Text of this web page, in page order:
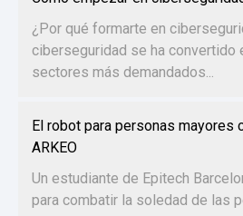
¿Por qué formarte en
ciberseguridad se ha convertido
sectores más demandados...
El robot para personas mayores
ARKEO
Un estudiante de Epitech
para combatir la soledad de las